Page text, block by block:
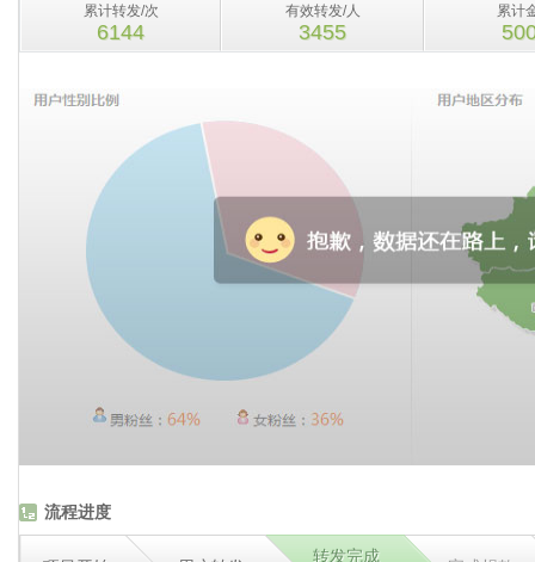
累计转发/次
6144
有效转发/人
3455
累计
流程进度
转发完成